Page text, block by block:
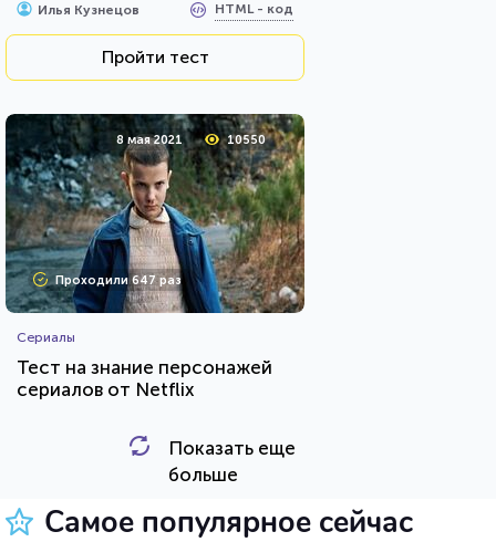
Илья Кузнецов HTML - код
Пройти тест
8 мая 2021 10550
Проходили 647 раз
Сериалы
Тест на знание персонажей
сериалов от Netflix
HTML - код
Показать еще
больше
Самое популярное сейчас